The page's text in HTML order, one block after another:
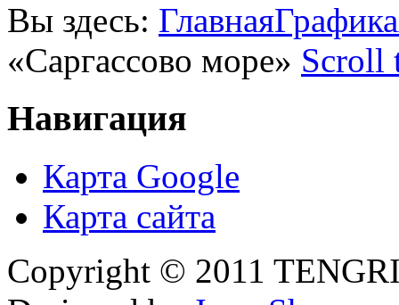
Вы здесь: ГлавнаяГрафика
«Саргассово море» Scroll
Навигация
Карта Google
Карта сайта
Copyright © 2011